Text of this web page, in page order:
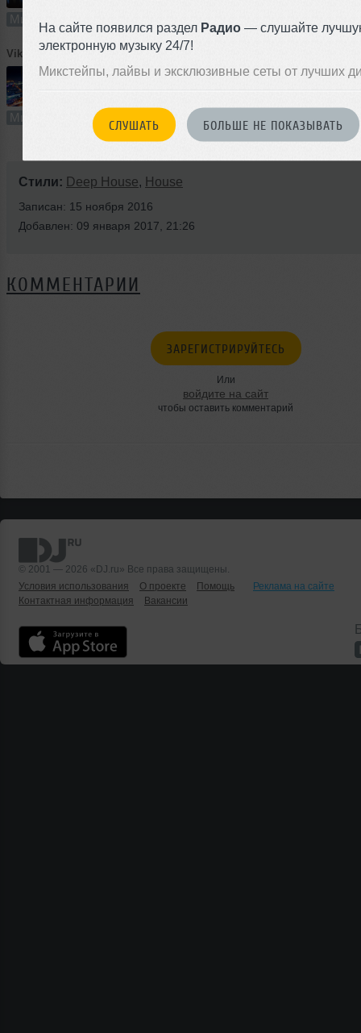
На сайте появился раздел Радио — слушайте
электронную музыку 24/7!
Микстейпы, лайвы и эксклюзивные сеты от лучших
СЛУШАТЬ БОЛЬШЕ НЕ ПОКАЗЫВАТЬ
Микс В плейлист (в 1 плейлисте)
Vik Gogolin ➝Ночной Екатеринбург. Podcast 007
Микс В плейлист (в 1 плейлисте)
Стили: Deep House, House
Записан: 15 ноября 2016
Добавлен: 09 января 2017, 21:26
КОММЕНТАРИИ
ЗАРЕГИСТРИРУЙТЕСЬ
Или
войдите на сайт
чтобы оставить комментарий
© 2001 — 2026 «DJ.ru» Все права защищены.
Условия использования
О проекте Помощь
Реклама на сайте
Контактная информация
Вакансии